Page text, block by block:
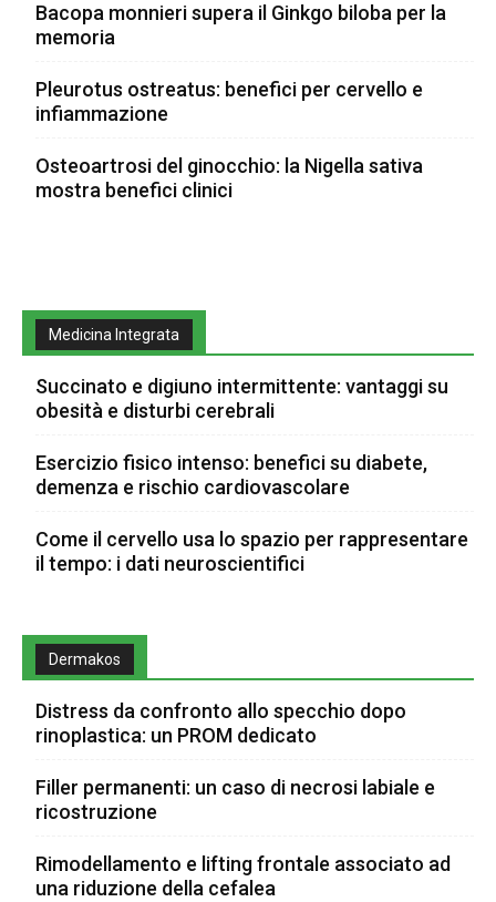
Bacopa monnieri supera il Ginkgo biloba per la
memoria
Pleurotus ostreatus: benefici per cervello e
infiammazione
Osteoartrosi del ginocchio: la Nigella sativa
mostra benefici clinici
Medicina Integrata
Succinato e digiuno intermittente: vantaggi su
obesità e disturbi cerebrali
Esercizio fisico intenso: benefici su diabete,
demenza e rischio cardiovascolare
Come il cervello usa lo spazio per rappresentare
il tempo: i dati neuroscientifici
Dermakos
Distress da confronto allo specchio dopo
rinoplastica: un PROM dedicato
Filler permanenti: un caso di necrosi labiale e
ricostruzione
Rimodellamento e lifting frontale associato ad
una riduzione della cefalea